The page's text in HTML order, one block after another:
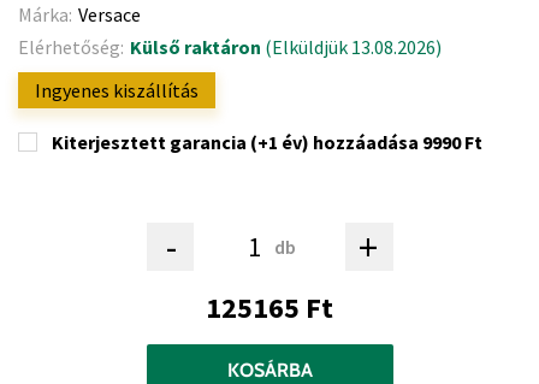
Márka: Versace
Elérhetőség: Külső raktáron (Elküldjük 13.08.2026)
Ingyenes kiszállítás
Kiterjesztett garancia (+1 év) hozzáadása 9990 Ft
- db +
125165 Ft
KOSÁRBA